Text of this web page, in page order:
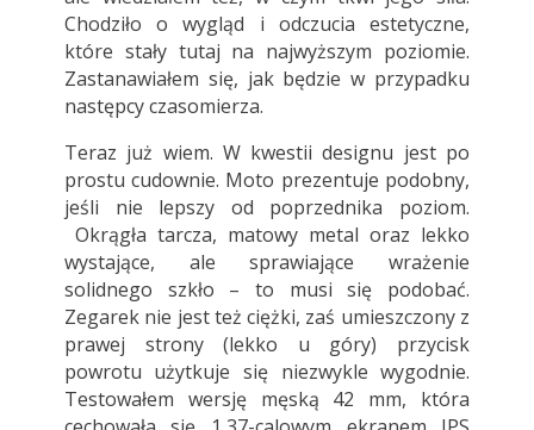
Chodziło o wygląd i odczucia estetyczne,
które stały tutaj na najwyższym poziomie.
Zastanawiałem się, jak będzie w przypadku
następcy czasomierza.
Teraz już wiem. W kwestii designu jest po
prostu cudownie. Moto prezentuje podobny,
jeśli nie lepszy od poprzednika poziom.
Okrągła tarcza, matowy metal oraz lekko
wystające, ale sprawiające wrażenie
solidnego szkło – to musi się podobać.
Zegarek nie jest też ciężki, zaś umieszczony z
prawej strony (lekko u góry) przycisk
powrotu użytkuje się niezwykle wygodnie.
Testowałem wersję męską 42 mm, która